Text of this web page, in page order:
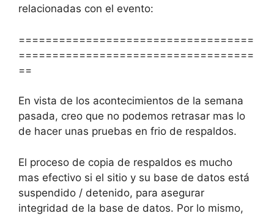
relacionadas con el evento:
===================================
===================================
==
En vista de los acontecimientos de la semana
pasada, creo que no podemos retrasar mas lo
de hacer unas pruebas en frio de respaldos.
El proceso de copia de respaldos es mucho
mas efectivo si el sitio y su base de datos está
suspendido / detenido, para asegurar
integridad de la base de datos. Por lo mismo,